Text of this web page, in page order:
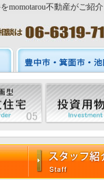
momotarou不動産がご紹介